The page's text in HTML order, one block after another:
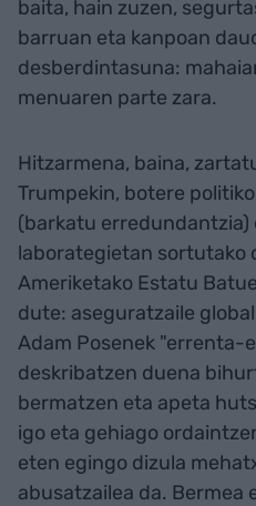
baita, hain zuzen,
barruan eta kanpoan
desberdintasuna:
menuaren parte zara.
Hitzarmena, baina,
Trumpekin, botere
(barkatu
laborategietan sortutako
Ameriketako Estatu
dute: aseguratzaile
Adam Posenek "errenta-
deskribatzen duena
bermatzen eta apeta
igo eta gehiago
eten egingo dizula
abusatzailea da. Bermea